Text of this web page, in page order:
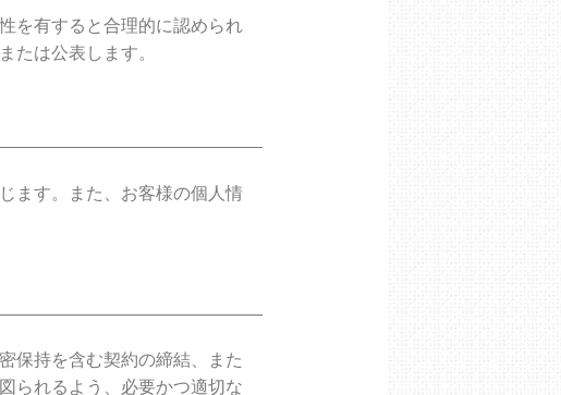
を有すると合理的に認められ
たは公表します。
ます。また、お客様の個人情
保持を含む契約の締結、また
られるよう、必要かつ適切な